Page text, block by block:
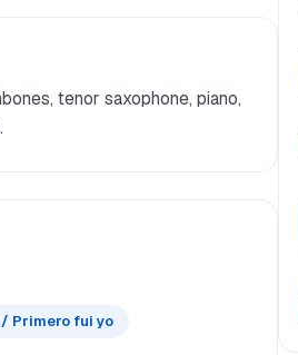
tenor saxophone, piano,
Primero fui yo